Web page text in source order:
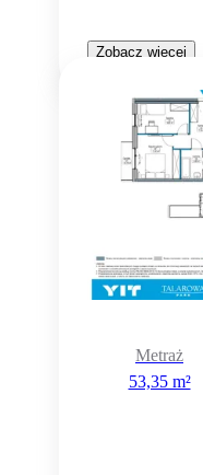
Zobacz więcej
Metraż
53,35 m²